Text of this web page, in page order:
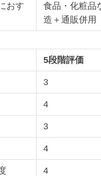
おす
食品・化粧品
造＋通販併用
5段階評価
3
4
3
4
4